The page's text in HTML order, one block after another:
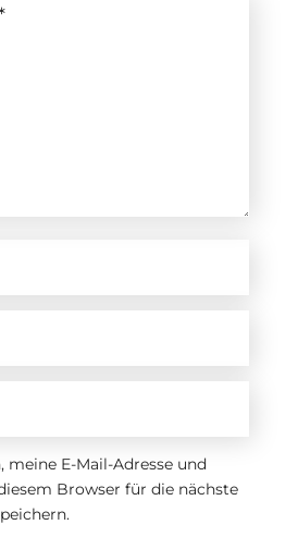
meine E-Mail-Adresse und
Browser für die nächste